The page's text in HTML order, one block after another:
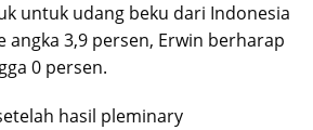
untuk udang beku dari Indonesia
angka 3,9 persen, Erwin berharap
0 persen.
hasil pleminary